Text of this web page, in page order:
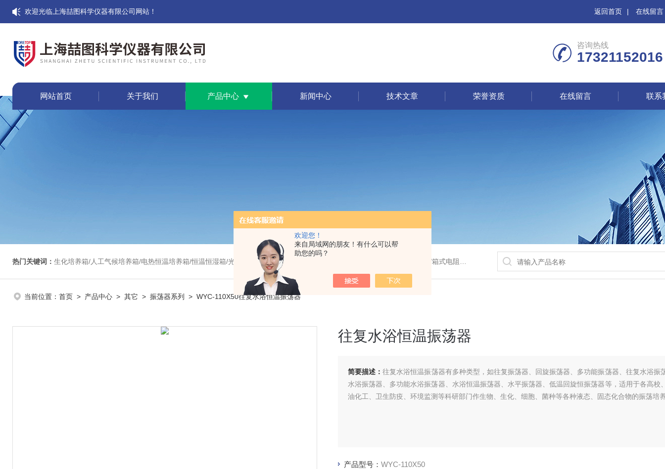
欢迎您！
来自局域网的朋友！有什么可以帮
助您的吗？
欢迎光临上海喆图科学仪器有限公司网站！ 返回首页 | 在线留言
咨询热线
17321152016
网站首页 关于我们 产品中心 新闻中心 技术文章 荣誉资质 在线留言 联系
热门关键词： 生化培养箱/人工气候培养箱/电热恒温培养箱/恒温恒湿箱/光照培养箱/二氧化碳培养箱等/恒温干燥箱/真空干燥箱/高温烘箱等/箱式电阻炉/陶瓷纤维马弗炉/高温马弗炉/管式炉/气氛炉/试验箱/摇床/振荡器/水槽/水浴锅等
当前位置： 首页 > 产品中心 > 其它 > 振荡器系列 > WYC-110X50往复水浴恒温振荡器
往复水浴恒温振荡器
简要描述：往复水浴恒温振荡器有多种类型，如往复振荡器、回旋振荡器、多功能振荡器、往复水浴振
水浴振荡器、多功能水浴振荡器、水浴恒温振荡器、水平振荡器、低温回旋恒振荡器等，适用于各高校
油化工、卫生防疫、环境监测等科研部门作生物、生化、细胞、菌种等各种液态、固态化合物的振荡培
产品型号： WYC-110X50